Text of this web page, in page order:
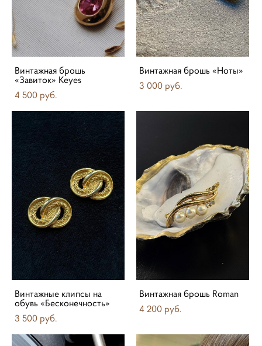
Винтажная брошь
«Завиток» Keyes
4 500 pуб.
Винтажная брошь «Ноты»
3 000 pуб.
Винтажные клипсы на
обувь «Бесконечность»
3 500 pуб.
Винтажная брошь Roman
4 200 pуб.